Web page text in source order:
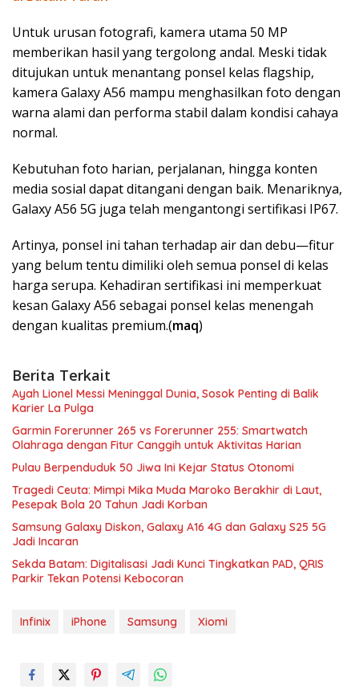
Untuk urusan fotografi, kamera utama 50 MP
memberikan hasil yang tergolong andal. Meski tidak
ditujukan untuk menantang ponsel kelas flagship,
kamera Galaxy A56 mampu menghasilkan foto dengan
warna alami dan performa stabil dalam kondisi cahaya
normal.
Kebutuhan foto harian, perjalanan, hingga konten
media sosial dapat ditangani dengan baik. Menariknya,
Galaxy A56 5G juga telah mengantongi sertifikasi IP67.
Artinya, ponsel ini tahan terhadap air dan debu—fitur
yang belum tentu dimiliki oleh semua ponsel di kelas
harga serupa. Kehadiran sertifikasi ini memperkuat
kesan Galaxy A56 sebagai ponsel kelas menengah
dengan kualitas premium.(maq)
Berita Terkait
Ayah Lionel Messi Meninggal Dunia, Sosok Penting di Balik
Karier La Pulga
Garmin Forerunner 265 vs Forerunner 255: Smartwatch
Olahraga dengan Fitur Canggih untuk Aktivitas Harian
Pulau Berpenduduk 50 Jiwa Ini Kejar Status Otonomi
Tragedi Ceuta: Mimpi Mika Muda Maroko Berakhir di Laut,
Pesepak Bola 20 Tahun Jadi Korban
Samsung Galaxy Diskon, Galaxy A16 4G dan Galaxy S25 5G
Jadi Incaran
Sekda Batam: Digitalisasi Jadi Kunci Tingkatkan PAD, QRIS
Parkir Tekan Potensi Kebocoran
Infinix iPhone Samsung Xiomi